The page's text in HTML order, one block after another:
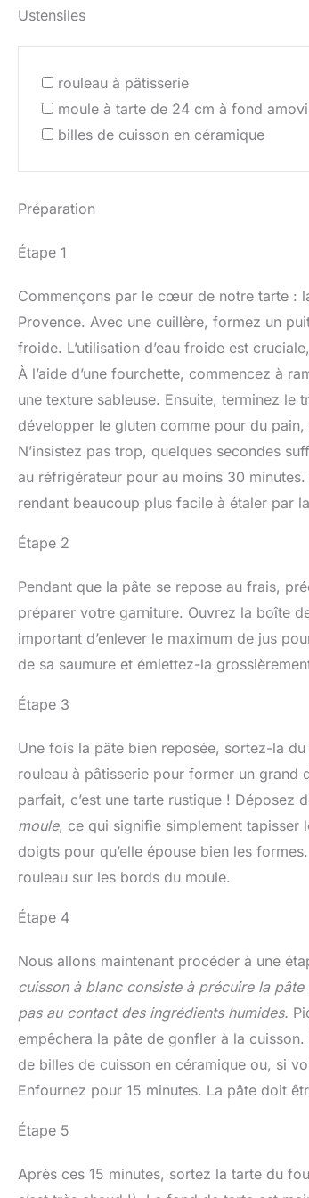
Ustensiles
rouleau à pâtisserie
moule à tarte de 24 cm à fond
billes de cuisson en céramique
Préparation
Étape 1
Commençons par le cœur de notre tarte :
Provence. Avec une cuillère, formez un
froide. L’utilisation d’eau froide est
À l’aide d’une fourchette, commencez à
une texture sableuse. Ensuite, terminez le
développer le gluten comme pour du
N’insistez pas trop, quelques secondes
au réfrigérateur pour au moins 30
rendant beaucoup plus facile à étaler par
Étape 2
Pendant que la pâte se repose au frais,
préparer votre garniture. Ouvrez la boîte
important d’enlever le maximum de jus
de sa saumure et émiettez-la
Étape 3
Une fois la pâte bien reposée, sortez-la
rouleau à pâtisserie pour former un grand
parfait, c’est une tarte rustique ! Déposez
moule, ce qui signifie simplement
doigts pour qu’elle épouse bien les
rouleau sur les bords du moule.
Étape 4
Nous allons maintenant procéder à une
cuisson à blanc consiste à précuire la pâte
pas au contact des ingrédients humides.
empêchera la pâte de gonfler à la
de billes de cuisson en céramique ou, si
Enfournez pour 15 minutes. La pâte doit
Étape 5
Après ces 15 minutes, sortez la tarte du